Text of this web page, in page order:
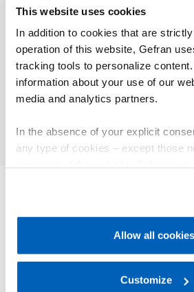
This website uses cookies
In addition to cookies that are
operation of this website, Gefran
tracking tools to personalize
information about your use of our
media and analytics partners.
In the absence of your explicit
any type of cookies – except those
policy.
regarding processing of personal
Gefran - Privacy Policy.
Allow all cookies
Customize
Plastic Metal – Presse a
iniezione per lo
dei termoplastici
Approfondisci
Ti potrebbe